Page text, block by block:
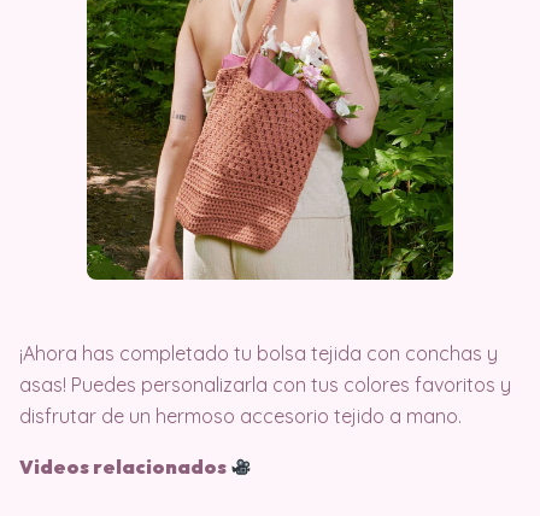
¡Ahora has completado tu bolsa tejida con conchas y
asas! Puedes personalizarla con tus colores favoritos y
disfrutar de un hermoso accesorio tejido a mano.
Videos relacionados